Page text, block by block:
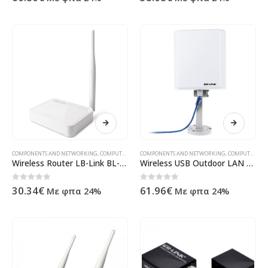
COMPONENTS AND NETWORKING,COMPUTER ACESSORIES ,ΠΡΟΪΌΝΤΑ ΠΛΗΡΟΦΟΡΙΚΉΣ - ΚΙΝΗΤΉΣ
Wireless Router LB-Link BL-WR1000 150Mbps 5dBi with 1 external antenna – 19030
0out of 5
30.34€ Με φπα 24%
COMPONENTS AND NETWORKING,COMPUTER ACESSORIES
Wireless USB Outdoor LAN Адаптер LB-Link BL-WN1140AH 150Mbps14dBi-19035
0out of 5
61.96€ Με φπα 24%